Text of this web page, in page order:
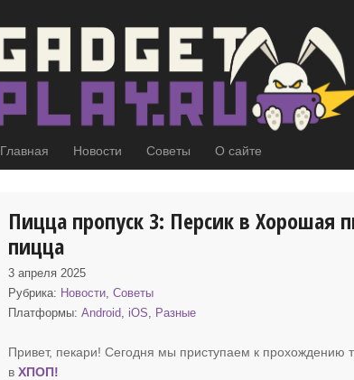
Главная Новости Советы О сайте
Пицца пропуск 3: Персик в Хорошая
пицца
3 апреля 2025
Рубрика: Новости,Советы
Платформы:Android, iOS, Разные
Привет, пекари! Сегодня мы приступаем к прохождению
вХПОП!